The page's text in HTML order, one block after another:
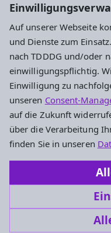
Auf unserer Webseite
und Dienste zum
nach TDDDG und/oder
einwilligungspflichtig.
Einwilligung zu
unseren Consent-
auf die Zukunft
über die Verarbeitung
finden Sie in unseren
Konzerte
Evangelische
An der Stadtkirche 1
64283 Darmstadt